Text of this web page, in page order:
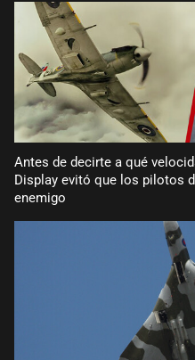
Antes de decirte a qué
Display evitó que los pilotos
enemigo